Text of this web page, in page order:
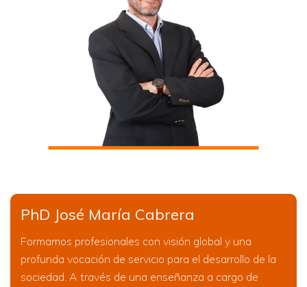
PhD José María Cabrera
Formamos profesionales con visión global y una
profunda vocación de servicio para el desarrollo de la
sociedad. A través de una enseñanza a cargo de